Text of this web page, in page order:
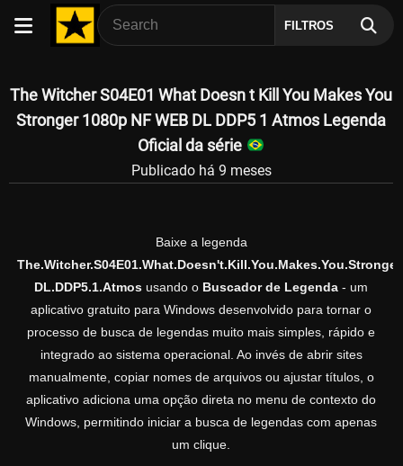
FILTROS
The Witcher S04E01 What Doesn t Kill You Makes You
Stronger 1080p NF WEB DL DDP5 1 Atmos Legenda
Oficial da série
Publicado há 9 meses
Baixe a legenda
DL.DDP5.1.Atmos usando o Buscador de Legenda - um
aplicativo gratuito para Windows desenvolvido para tornar o
processo de busca de legendas muito mais simples, rápido e
integrado ao sistema operacional. Ao invés de abrir sites
manualmente, copiar nomes de arquivos ou ajustar títulos, o
aplicativo adiciona uma opção direta no menu de contexto do
Windows, permitindo iniciar a busca de legendas com apenas
um clique.